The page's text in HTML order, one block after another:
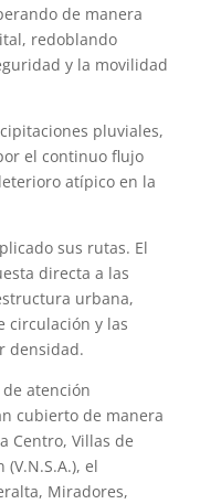
de manera
redoblando
y la movilidad
pluviales,
el continuo flujo
atípico en la
sus rutas. El
directa a las
urbana,
circulación y las
densidad.
atención
cubierto de manera
Centro, Villas de
el
Miradores,